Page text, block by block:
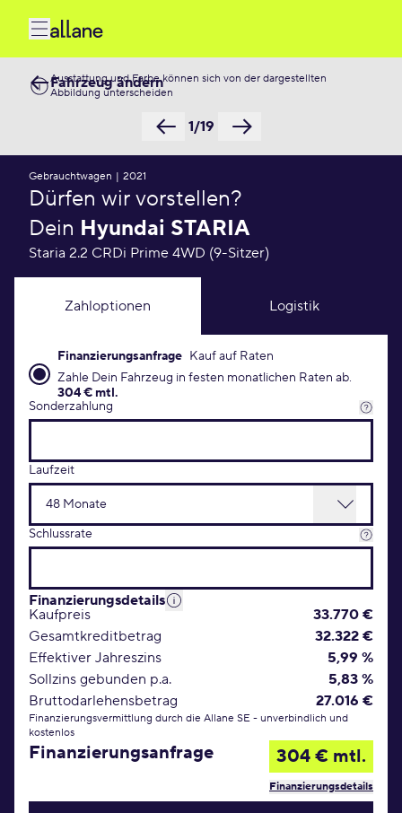
Ausstattung und Farbe können sich von der dargestellten
Abbildung unterscheiden
1/19
Fahrzeug ändern
Gebrauchtwagen | 2021
Dürfen wir vorstellen?
Dein Hyundai STARIA
Staria 2.2 CRDi Prime 4WD (9-Sitzer)
Zahloptionen Logistik
Finanzierungsanfrage Konditionen
Finanzierungsanfrage Kauf auf Raten
Zahle Dein Fahrzeug in festen monatlichen Raten ab.
304 € mtl.
Sonderzahlung
Laufzeit
Schlussrate
Finanzierungsdetails
Kaufpreis
33.770 €
Gesamtkreditbetrag
32.322 €
Effektiver Jahreszins
5,99 %
Sollzins gebunden p.a.
5,83 %
Bruttodarlehensbetrag
27.016 €
Finanzierungsvermittlung durch die Allane SE - unverbindlich und
kostenlos
Finanzierungsanfrage 304 € mtl.
Finanzierungsdetails